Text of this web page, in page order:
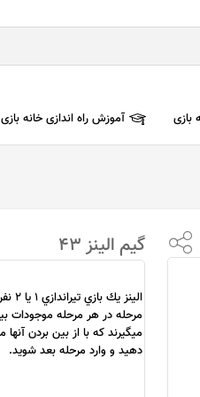
بازی آموزش راه اندازی خانه بازی
گیم الینز 43